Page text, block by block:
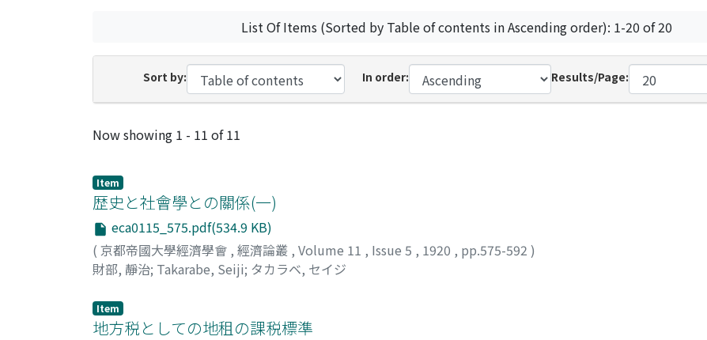
List Of Items (Sorted by Table of contents in Ascending order): 1-20 of 20
Sort by: In order: Results/Page:
Recent Submissions
Now showing 1 - 11 of 11
Item
歴史と社會學との關係(一)
eca0115_575.pdf(534.9 KB)
( 京都帝國大學經濟學會 , 經濟論叢 , Volume 11 , Issue 5 , 1920 , pp.575-592 )
財部, 靜治; Takarabe, Seiji; タカラベ, セイジ
Item
地方税としての地租の課税標準